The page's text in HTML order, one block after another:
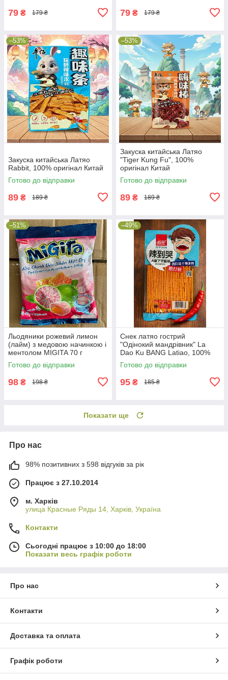
79 ₴ 179 ₴ 79 ₴ 179 ₴
–53%
Закуска китайська Латяо
Rabbit, 100% оригінал Китай
Готово до відправки
89 ₴ 189 ₴
–53%
Закуска китайська Латяо
"Tiger Kung Fu", 100%
оригінал Китай
Готово до відправки
89 ₴ 189 ₴
–51%
Льодяники рожевий лимон
(лайм) з медовою начинкою і
ментолом MIGITA 70 г
(В'єтнам)
Готово до відправки
98 ₴ 198 ₴
–49%
Снек латяо гострий
"Одінокий мандрівник" La
Dao Ku BANG Latiao, 100%
оригінал Китай
Готово до відправки
95 ₴ 185 ₴
Показати ще
Про нас
98% позитивних з 598 відгуків за рік
Працює з 27.10.2014
м. Харків
улица Красные Ряды 14, Харків, Україна
Контакти
Сьогодні працює з 10:00 до 18:00
Показати весь графік роботи
Про нас
Контакти
Доставка та оплата
Графік роботи